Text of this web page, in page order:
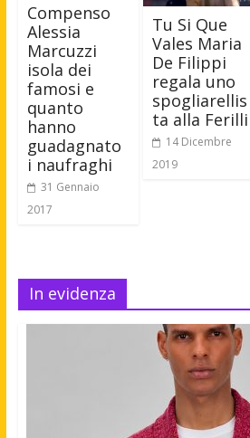
Compenso
Alessia
Marcuzzi
isola dei
famosi e
quanto
hanno
guadagnato
i naufraghi
31 Gennaio
2017
Tu Si Que
Vales Maria
De Filippi
regala uno
spogliarellis
ta alla Ferilli
14 Dicembre
2019
In evidenza